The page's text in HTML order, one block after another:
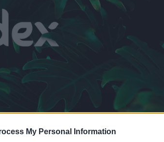
My Personal Information